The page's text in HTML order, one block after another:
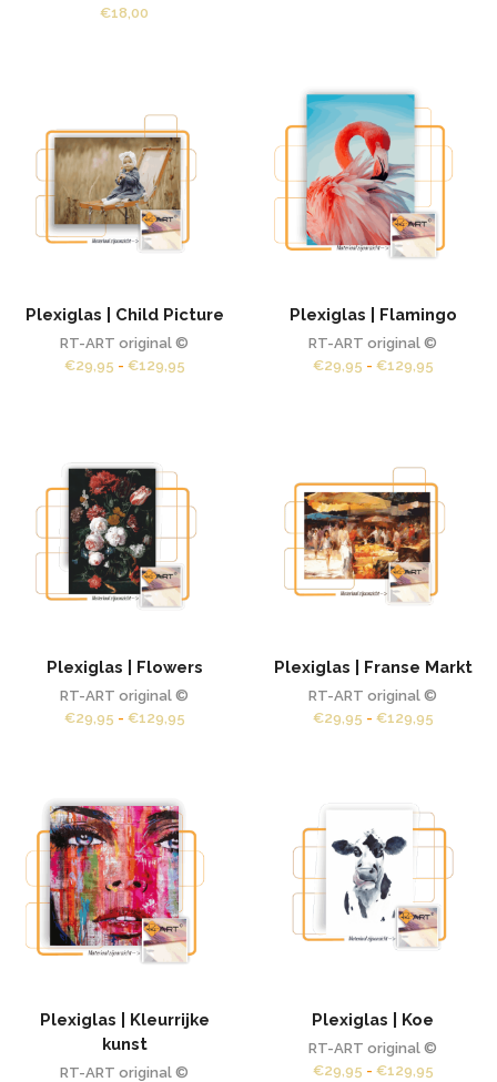
€18,00
Plexiglas | Child Picture
RT-ART original ©
€29,95 - €129,95Prijsklasse:
Plexiglas | Flamingo
RT-ART original ©
€29,95 - €129,95
Plexiglas | Flowers
RT-ART original ©
€29,95 - €129,95Prijsklasse:
Plexiglas | Franse Markt
RT-ART original ©
€29,95 - €129,95
Plexiglas | Kleurrijke
kunst
RT-ART original ©
Plexiglas | Koe
RT-ART original ©
€29,95 - €129,95